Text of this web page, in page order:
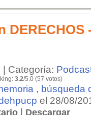
DERECHOS
| Categoría:
3.2/5.0 (57 votos)
, búsqueda
el 28/08/
| Descargar